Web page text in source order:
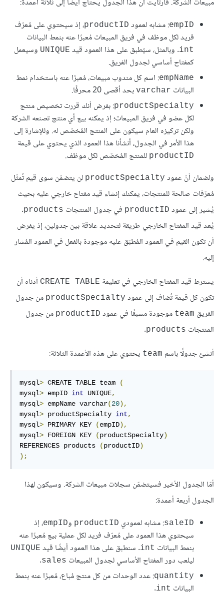
مبيعات الشركة. فارتأيت أن هذا الجدول يحتاج أيضًا إلى ثلاثة أعمدة:
empID: مشابه لعمود productID، إذ سيحتوي على مُعرّف
فريد لكل موظف في فريق المبيعات مُعبرًا عنه بنمط البيانات
int. وبالمثل، سيُطبق على هذا العمود قيد UNIQUE وسيعمل
كمفتاح أساسي لجدول الفريق.
empName: اسم كل مندوب مبيعات، مُعبرًا عنه باستخدام نمط
البيانات varchar بحد أقصى 20 محرفًا.
productSpecialty: بفرض أنك قررت تخصيص منتج
لكل عضو في فريق المبيعات؛ إذ يمكنه بيع أي منتج تصنعه الشركة
ولكن تركيزه العام سيكون على المنتج المُخصّص له. وللإشارة إلى
هذا الأمر في الجدول، أنشأنا هذا العمود الذي يحتوي على قيمة
productID للمنتج المُخصّص لكل موظف.
ولضمان أنّ عمود productSpecialty لن يتضمّن سوى قيم تُمثّل
مُعرّفات صالحة للمنتجات، يمكنك إنشاء قيد مفتاح خارجي عليه بحيث
يُشير إلى عمود productID في جدول المنتجات products
.
يُعد قيد المفتاح الخارجي طريقة لتحديد علاقة بين جدولين، إذ يفرض
أن تكون القيم في العمود المُطبّق عليه موجودة بالفعل في العمود المُشار
إليه.
يشترط قيد المفتاح الخارجي في تعليمة CREATE TABLE أدناه أن
تكون كل قيمة تُضاف إلى عمود productSpecialty من جدول
الفريق team موجودة مسبقًا في عمود productID من جدول
المنتجات products
.
أنشئ جدولًا باسم team يحتوي على هذه الأعمدة الثلاثة:
mysql> CREATE TABLE team
(
mysql> empID int UNIQUE,
mysql> empName varchar(20),
mysql> productSpecialty int,
mysql> PRIMARY KEY (empID),
mysql> FOREIGN KEY (productSpecialty)
REFERENCES products
(productID)
);
أمّا الجدول الأخير فسيتضمّن سجلات مبيعات الشركة. وسيكون لهذا
الجدول أربعة أعمدة:
saleID: مشابه لعمودي productID وempID، إذ
سيحتوي هذا العمود على مُعرّف فريد لكل عملية بيع مُعبرًا عنه
بنمط البيانات int. سنطبق على هذا العمود أيضًا قيد UNIQUE
ليلعب دور المفتاح الأساسي لجدول المبيعات sales
.
quantity: عدد الوحدات من كل منتج مُباع، مُعبرًا عنه بنمط
البيانات int
.